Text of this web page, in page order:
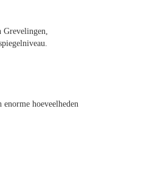
hoeveelheden